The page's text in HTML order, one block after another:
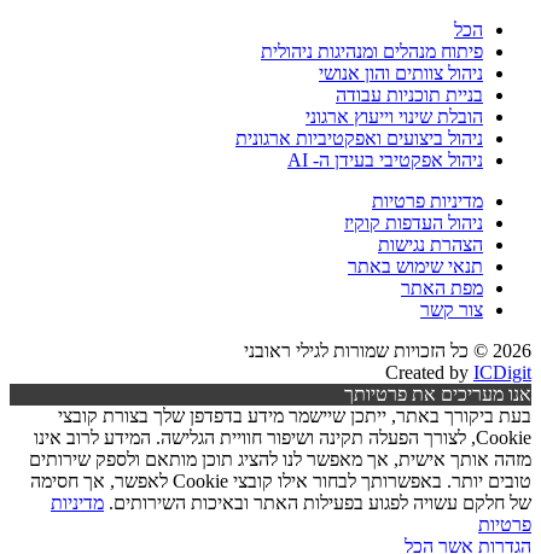
הכל
פיתוח מנהלים ומנהיגות ניהולית
ניהול צוותים והון אנושי
בניית תוכניות עבודה
הובלת שינוי וייעוץ ארגוני
ניהול ביצועים ואפקטיביות ארגונית
ניהול אפקטיבי בעידן ה- AI
מדיניות פרטיות
ניהול העדפות קוקיז
הצהרת נגישות
תנאי שימוש באתר
מפת האתר
צור קשר
2026 © כל הזכויות שמורות לגילי ראובני
Created by ICDigit
אנו מעריכים את פרטיותך
בעת ביקורך באתר, ייתכן שיישמר מידע בדפדפן שלך בצורת קובצי
Cookie, לצורך הפעלה תקינה ושיפור חוויית הגלישה. המידע לרוב אינו
מזהה אותך אישית, אך מאפשר לנו להציג תוכן מותאם ולספק שירותים
טובים יותר. באפשרותך לבחור אילו קובצי Cookie לאפשר, אך חסימה
של חלקם עשויה לפגוע בפעילות האתר ובאיכות השירותים. מדיניות
פרטיות
הגדרות אשר הכל